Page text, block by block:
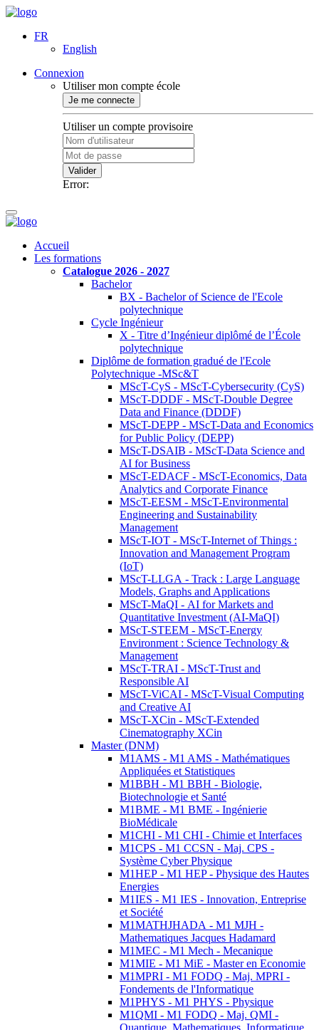
FR
English
Connexion
Utiliser mon compte école
Je me connecte
Utiliser un compte provisoire
Valider
Error:
Accueil
Les formations
Catalogue 2026 - 2027
Bachelor
BX - Bachelor of Science de l'Ecole
polytechnique
Cycle Ingénieur
X - Titre d’Ingénieur diplômé de l’École
polytechnique
Diplôme de formation gradué de l'Ecole
Polytechnique -MSc&T
MScT-CyS - MScT-Cybersecurity (CyS)
MScT-DDDF - MScT-Double Degree
Data and Finance (DDDF)
MScT-DEPP - MScT-Data and Economics
for Public Policy (DEPP)
MScT-DSAIB - MScT-Data Science and
AI for Business
MScT-EDACF - MScT-Economics, Data
Analytics and Corporate Finance
MScT-EESM - MScT-Environmental
Engineering and Sustainability
Management
MScT-IOT - MScT-Internet of Things :
Innovation and Management Program
(IoT)
MScT-LLGA - Track : Large Language
Models, Graphs and Applications
MScT-MaQI - AI for Markets and
Quantitative Investment (AI-MaQI)
MScT-STEEM - MScT-Energy
Environment : Science Technology &
Management
MScT-TRAI - MScT-Trust and
Responsible AI
MScT-ViCAI - MScT-Visual Computing
and Creative AI
MScT-XCin - MScT-Extended
Cinematography XCin
Master (DNM)
M1AMS - M1 AMS - Mathématiques
Appliquées et Statistiques
M1BBH - M1 BBH - Biologie,
Biotechnologie et Santé
M1BME - M1 BME - Ingénierie
BioMédicale
M1CHI - M1 CHI - Chimie et Interfaces
M1CPS - M1 CCSN - Maj. CPS -
Système Cyber Physique
M1HEP - M1 HEP - Physique des Hautes
Energies
M1IES - M1 IES - Innovation, Entreprise
et Société
M1MATHJHADA - M1 MJH -
Mathematiques Jacques Hadamard
M1MEC - M1 Mech - Mecanique
M1MIE - M1 MiE - Master en Economie
M1MPRI - M1 FODQ - Maj. MPRI -
Fondements de l'Informatique
M1PHYS - M1 PHYS - Physique
M1QMI - M1 FODQ - Maj. QMI -
Quantique, Mathematiques, Informatique